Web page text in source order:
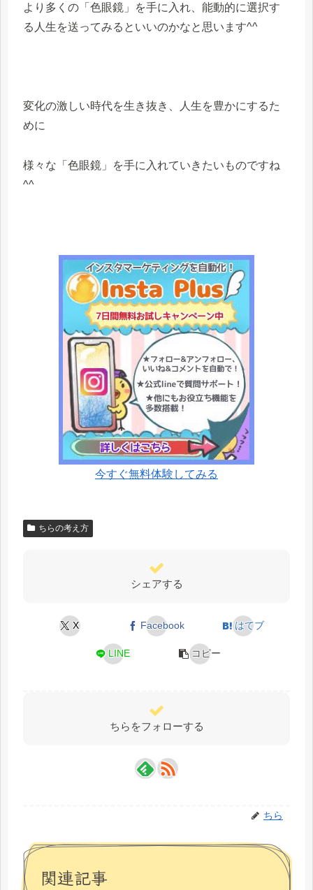
より多くの「色眼鏡」を手に入れ、能動的に選択す
る人生を送ってみるといいのかなと思います^^
変化の激しい時代を生き抜き、人生を豊かにするた
めに
様々な「色眼鏡」を手に入れていきたいものですね
^^
今すぐ無料体験してみる
ちらの考え方
シェアする
X Facebook はてブ
LINE コピー
ちらをフォローする
ちら
関連記事